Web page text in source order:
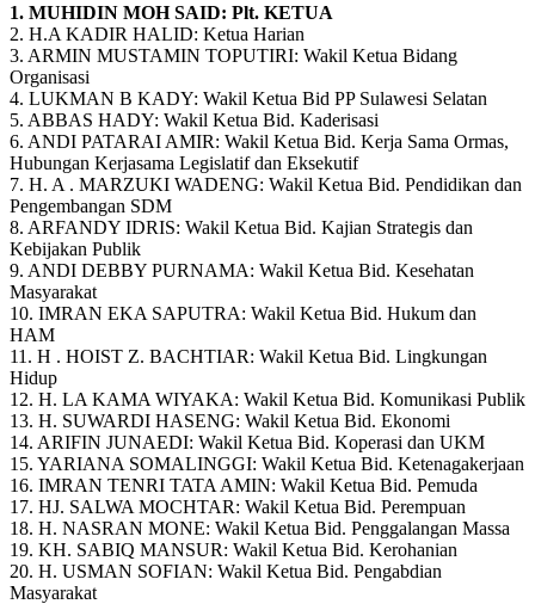
1. MUHIDIN MOH SAID: Plt. KETUA
2. H.A KADIR HALID: Ketua Harian
3. ARMIN MUSTAMIN TOPUTIRI: Wakil Ketua Bidang
Organisasi
4. LUKMAN B KADY: Wakil Ketua Bid PP Sulawesi Selatan
5. ABBAS HADY: Wakil Ketua Bid. Kaderisasi
6. ANDI PATARAI AMIR: Wakil Ketua Bid. Kerja Sama Ormas,
Hubungan Kerjasama Legislatif dan Eksekutif
7. H. A . MARZUKI WADENG: Wakil Ketua Bid. Pendidikan dan
Pengembangan SDM
8. ARFANDY IDRIS: Wakil Ketua Bid. Kajian Strategis dan
Kebijakan Publik
9. ANDI DEBBY PURNAMA: Wakil Ketua Bid. Kesehatan
Masyarakat
10. IMRAN EKA SAPUTRA: Wakil Ketua Bid. Hukum dan
HAM
11. H . HOIST Z. BACHTIAR: Wakil Ketua Bid. Lingkungan
Hidup
12. H. LA KAMA WIYAKA: Wakil Ketua Bid. Komunikasi Publik
13. H. SUWARDI HASENG: Wakil Ketua Bid. Ekonomi
14. ARIFIN JUNAEDI: Wakil Ketua Bid. Koperasi dan UKM
15. YARIANA SOMALINGGI: Wakil Ketua Bid. Ketenagakerjaan
16. IMRAN TENRI TATA AMIN: Wakil Ketua Bid. Pemuda
17. HJ. SALWA MOCHTAR: Wakil Ketua Bid. Perempuan
18. H. NASRAN MONE: Wakil Ketua Bid. Penggalangan Massa
19. KH. SABIQ MANSUR: Wakil Ketua Bid. Kerohanian
20. H. USMAN SOFIAN: Wakil Ketua Bid. Pengabdian
Masyarakat